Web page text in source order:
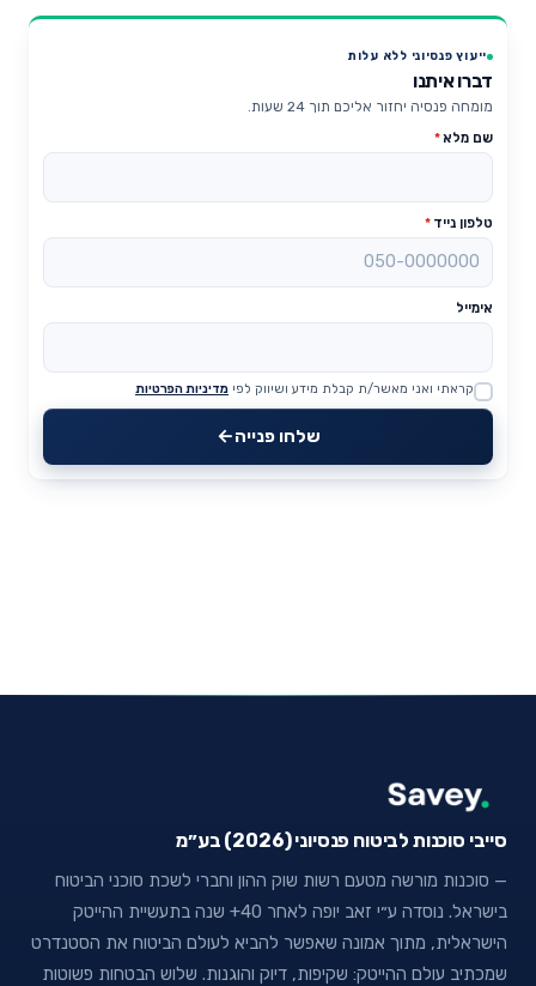
ייעוץ פנסיוני ללא עלות
דברו איתנו
מומחה פנסיה יחזור אליכם תוך 24 שעות.
שם מלא*
טלפון נייד *
אימייל
Website
קראתי ואני מאשר/ת קבלת מידע ושיווק לפי מדיניות הפרטיות
שלחו פנייה
סייבי סוכנות לביטוח פנסיוני (2026) בע״מ
— סוכנות מורשה מטעם רשות שוק ההון וחברי לשכת סוכני הביטוח
בישראל. נוסדה ע״י זאב יופה לאחר 40+ שנה בתעשיית ההייטק
הישראלית, מתוך אמונה שאפשר להביא לעולם הביטוח את הסטנדרט
שמכתיב עולם ההייטק: שקיפות, דיוק והוגנות. שלוש הבטחות פשוטות